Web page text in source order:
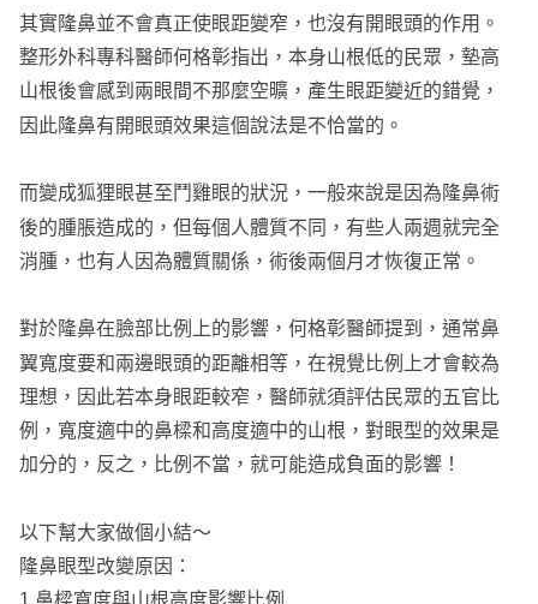
其實隆鼻並不會真正使眼距變窄，也沒有開眼頭的作用。
整形外科專科醫師何格彰指出，本身山根低的民眾，墊高
山根後會感到兩眼間不那麼空曠，產生眼距變近的錯覺，
因此隆鼻有開眼頭效果這個說法是不恰當的。
而變成狐狸眼甚至鬥雞眼的狀況，一般來說是因為隆鼻術
後的腫脹造成的，但每個人體質不同，有些人兩週就完全
消腫，也有人因為體質關係，術後兩個月才恢復正常。
對於隆鼻在臉部比例上的影響，何格彰醫師提到，通常鼻
翼寬度要和兩邊眼頭的距離相等，在視覺比例上才會較為
理想，因此若本身眼距較窄，醫師就須評估民眾的五官比
例，寬度適中的鼻樑和高度適中的山根，對眼型的效果是
加分的，反之，比例不當，就可能造成負面的影響！
以下幫大家做個小結～
隆鼻眼型改變原因：